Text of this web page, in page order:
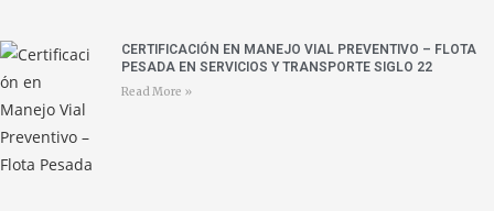
CERTIFICACIÓN EN MANEJO VIAL PREVENTIVO – FLOTA
PESADA EN SERVICIOS Y TRANSPORTE SIGLO 22
Read More »